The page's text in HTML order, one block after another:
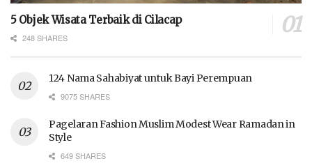
5 Objek Wisata Terbaik di Cilacap
248 SHARES
124 Nama Sahabiyat untuk Bayi Perempuan
9075 SHARES
Pagelaran Fashion Muslim Modest Wear Ramadan in
Style
649 SHARES